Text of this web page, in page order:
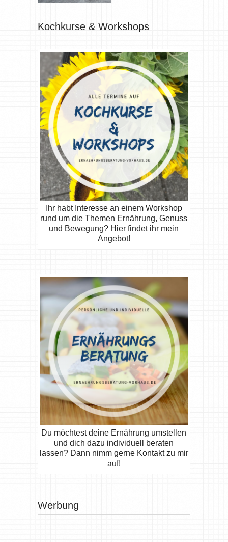
Kochkurse & Workshops
Ihr habt Interesse an einem Workshop
rund um die Themen Ernährung, Genuss
und Bewegung? Hier findet ihr mein
Angebot!
Du möchtest deine Ernährung umstellen
und dich dazu individuell beraten
lassen? Dann nimm gerne Kontakt zu mir
auf!
Werbung